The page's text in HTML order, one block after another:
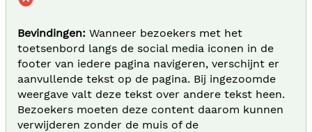
Bevindingen: Wanneer bezoekers met het
toetsenbord langs de social media iconen in de
footer van iedere pagina navigeren, verschijnt er
aanvullende tekst op de pagina. Bij ingezoomde
weergave valt deze tekst over andere tekst heen.
Bezoekers moeten deze content daarom kunnen
verwijderen zonder de muis of de